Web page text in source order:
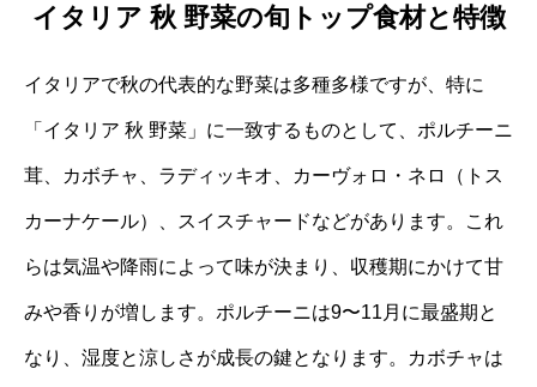
イタリア 秋 野菜の旬トップ食材と特徴
イタリアで秋の代表的な野菜は多種多様ですが、特に
「イタリア 秋 野菜」に一致するものとして、ポルチーニ
茸、カボチャ、ラディッキオ、カーヴォロ・ネロ（トス
カーナケール）、スイスチャードなどがあります。これ
らは気温や降雨によって味が決まり、収穫期にかけて甘
みや香りが増します。ポルチーニは9〜11月に最盛期と
なり、湿度と涼しさが成長の鍵となります。カボチャは